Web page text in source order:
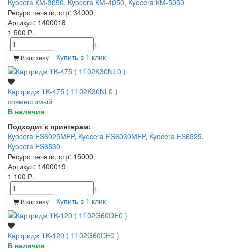
Ресурс печати, стр: 34000
Артикул: 1400018
1 500 Р.
-
+
В корзину Купить в 1 клик
Картридж TK-475 ( 1T02K30NL0 )
совместимый
В наличии
Подходит к принтерам:
Kyocera FS6025MFP, Kyocera FS6030MFP, Kyocera FS6525,
Kyocera FS6530
Ресурс печати, стр: 15000
Артикул: 1400019
1 100 Р.
-
+
В корзину Купить в 1 клик
Картридж TK-120 ( 1T02G60DE0 )
В наличии